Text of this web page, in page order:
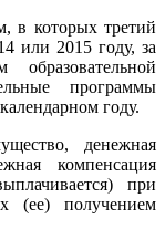
в которых третий
или 2015 году, за
программы
году.
денежная
компенсация
при
(ее) получением